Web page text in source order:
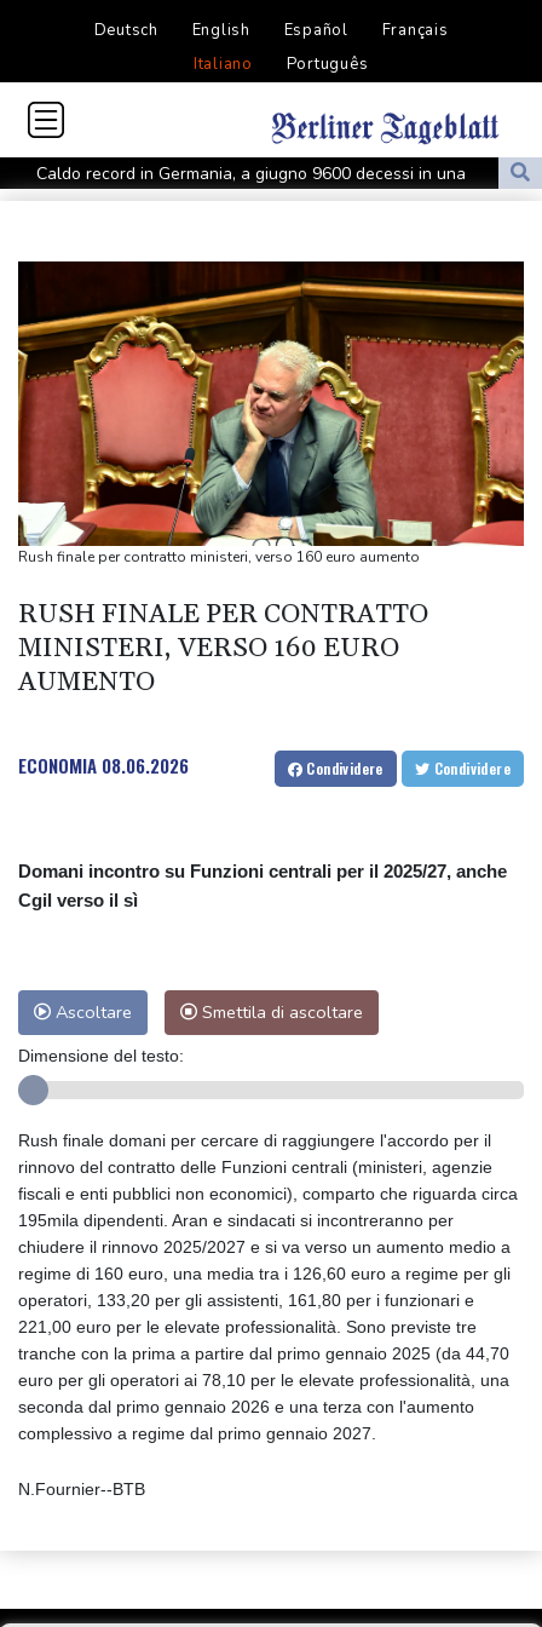
Deutsch English Español
Français
Italiano
Português
Caldo record in Germania, a giugno 9600 decessi in una
settimana
La Spagna si prepara all'eclissi 12 agosto, corsa agli occhiali,
milioni in viaggio
La Spagna si prepara all'eclissi 12 agosto, corsa agli occhiali,
milioni in viaggio
Bce, incertezza elevata, impatto shock energia deve ancora
arrivare
++ Antitrust, 'ostacolo a corse gratis', multa milionaria a
monopattini e bikesharing ++
monopattini e bikesharing ++
In Australia si diffonde l'influenza aviaria, superati i 1000 casi
++ Istat, produzione industriale in calo dell'1% a giugno, su anno
++ Istat, produzione industriale in calo dell'1% a giugno, su anno
Rush finale per contratto ministeri, verso 160 euro aumento
RUSH FINALE PER CONTRATTO
MINISTERI, VERSO 160 EURO
AUMENTO
ECONOMIA 08.06.2026 Condividere Condividere
Domani incontro su Funzioni centrali per il 2025/27, anche
Cgil verso il sì
Ascoltare Smettila di ascoltare
Dimensione del testo:
Rush finale domani per cercare di raggiungere l'accordo per il
rinnovo del contratto delle Funzioni centrali (ministeri, agenzie
fiscali e enti pubblici non economici), comparto che riguarda circa
195mila dipendenti. Aran e sindacati si incontreranno per
chiudere il rinnovo 2025/2027 e si va verso un aumento medio a
regime di 160 euro, una media tra i 126,60 euro a regime per gli
operatori, 133,20 per gli assistenti, 161,80 per i funzionari e
221,00 euro per le elevate professionalità. Sono previste tre
tranche con la prima a partire dal primo gennaio 2025 (da 44,70
euro per gli operatori ai 78,10 per le elevate professionalità, una
seconda dal primo gennaio 2026 e una terza con l'aumento
complessivo a regime dal primo gennaio 2027.
N.Fournier--BTB